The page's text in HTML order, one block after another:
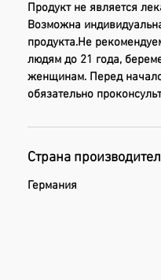
Продукт не является
Возможна
продукта.Не
людям до 21 года,
женщинам. Перед
обязательно
Страна
Германия